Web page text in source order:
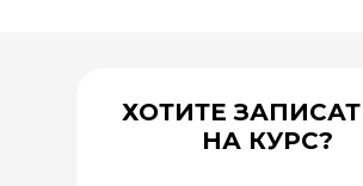
ХОТИТЕ
НА КУРС?